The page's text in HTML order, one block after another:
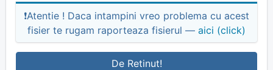
❗Atentie ! Daca intampini vreo problema cu acest
fisier te rugam raporteaza fisierul — aici (click)
De Retinut!